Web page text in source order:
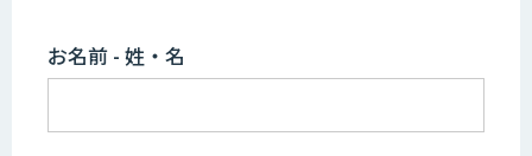
お名前 - 姓・名